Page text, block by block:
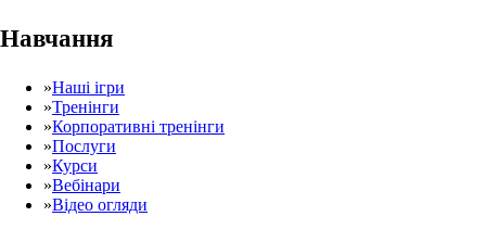
Навчання
»Наші ігри
»Тренінги
»Корпоративні тренінги
»Послуги
»Курси
»Вебінари
»Відео огляди